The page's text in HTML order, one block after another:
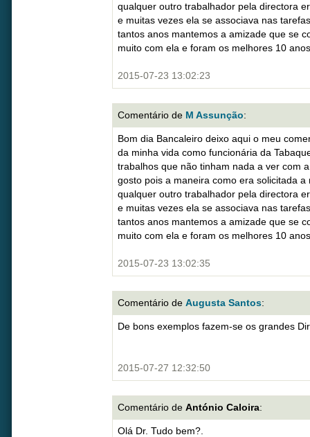
qualquer outro trabalhador pela directora
e muitas vezes ela se associava nas
tantos anos mantemos a amizade que se
muito com ela e foram os melhores 10
2015-07-23 13:02:23
Comentário de M Assunção:
Bom dia Bancaleiro deixo aqui o meu
da minha vida como funcionária da
trabalhos que não tinham nada a ver com
gosto pois a maneira como era solicitada
qualquer outro trabalhador pela directora
e muitas vezes ela se associava nas
tantos anos mantemos a amizade que se
muito com ela e foram os melhores 10
2015-07-23 13:02:35
Comentário de Augusta Santos:
De bons exemplos fazem-se os grandes
2015-07-27 12:32:50
Comentário de António Caloira:
Olá Dr. Tudo bem?.